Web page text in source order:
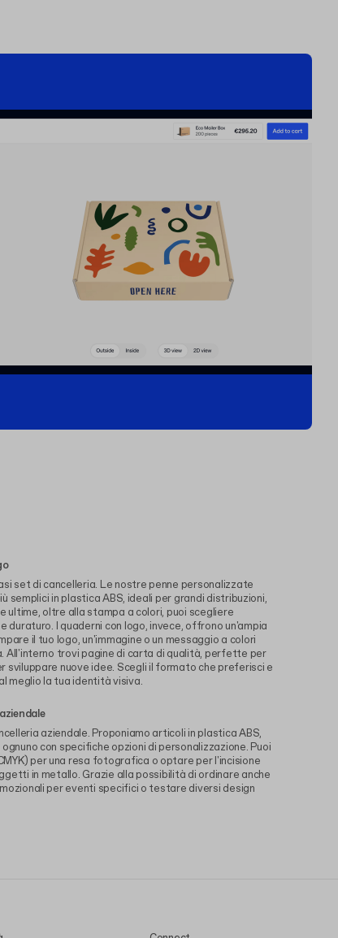
set di cancelleria. Le nostre penne personalizzate
semplici in plastica ABS, ideali per grandi distribuzioni,
ultime, oltre alla stampa a colori, puoi scegliere
I quaderni con logo, invece, offrono un'ampia
il tuo logo, un'immagine o un messaggio a colori
All'interno trovi pagine di carta di qualità, perfette per
sviluppare nuove idee. Scegli il formato che preferisci e
meglio la tua identità visiva.
aziendale. Proponiamo articoli in plastica ABS,
con specifiche opzioni di personalizzazione. Puoi
per una resa fotografica o optare per l'incisione
in metallo. Grazie alla possibilità di ordinare anche
per eventi specifici o testare diversi design